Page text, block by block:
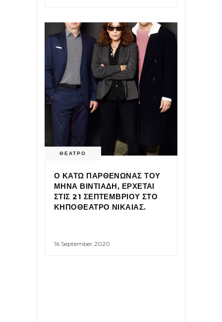
ΘΕΑΤΡΟ
Ο ΚΑΤΩ ΠΑΡΘΕΝΩΝΑΣ ΤΟΥ
ΜΗΝΑ ΒΙΝΤΙΑΔΗ, ΕΡΧΕΤΑΙ
ΣΤΙΣ 21 ΣΕΠΤΕΜΒΡΙΟΥ ΣΤΟ
ΚΗΠΟΘΕΑΤΡΟ ΝΙΚΑΙΑΣ.
16 September 2020